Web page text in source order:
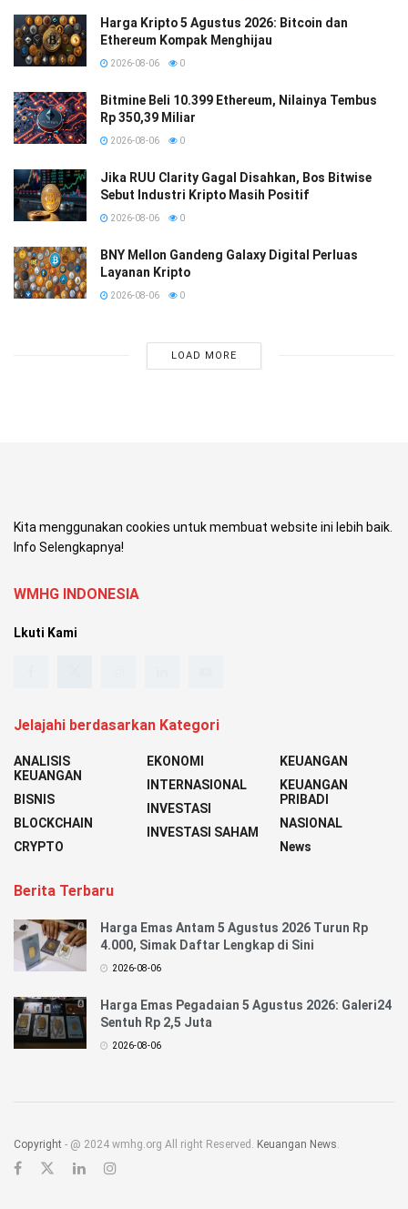
Harga Kripto 5 Agustus 2026: Bitcoin dan
Ethereum Kompak Menghijau
2026-08-06 0
Bitmine Beli 10.399 Ethereum, Nilainya Tembus
Rp 350,39 Miliar
2026-08-06 0
Jika RUU Clarity Gagal Disahkan, Bos Bitwise
Sebut Industri Kripto Masih Positif
2026-08-06 0
BNY Mellon Gandeng Galaxy Digital Perluas
Layanan Kripto
2026-08-06 0
LOAD MORE
Kita menggunakan cookies untuk membuat website ini lebih baik.
Info Selengkapnya!
WMHG INDONESIA
Lkuti Kami
Jelajahi berdasarkan Kategori
ANALISIS
KEUANGAN
BISNIS
BLOCKCHAIN
CRYPTO
EKONOMI
INTERNASIONAL
INVESTASI
INVESTASI SAHAM
KEUANGAN
KEUANGAN
PRIBADI
NASIONAL
News
Berita Terbaru
Harga Emas Antam 5 Agustus 2026 Turun Rp
4.000, Simak Daftar Lengkap di Sini
2026-08-06
Harga Emas Pegadaian 5 Agustus 2026: Galeri24
Sentuh Rp 2,5 Juta
2026-08-06
Copyright - @ 2024 wmhg.org All right Reserved. Keuangan News.